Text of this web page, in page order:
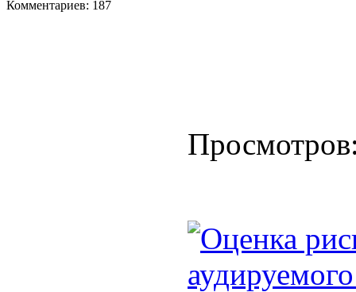
Комментариев: 187
Оценка